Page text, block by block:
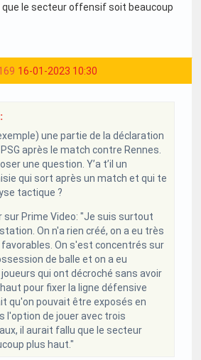
le secteur offensif soit beaucoup
16-01-2023 10:30
une partie de la déclaration
après le match contre Rennes.
une question. Y’a t’il un
qui sort après un match et qui te
tactique ?
sur Prime Video: "Je suis surtout
On n'a rien créé, on a eu très
On s'est concentrés sur
de balle et on a eu
qui ont décroché sans avoir
pour fixer la ligne défensive
qu'on pouvait être exposés en
l'option de jouer avec trois
il aurait fallu que le secteur
plus haut."